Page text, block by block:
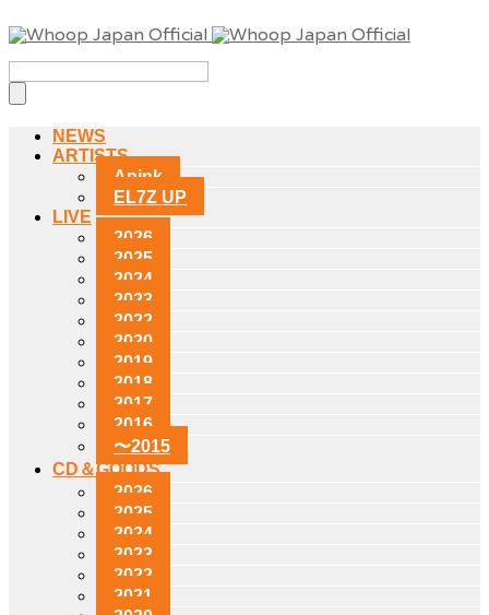
NEWS
ARTISTS
Apink
EL7Z UP
LIVE
2026
2025
2024
2023
2022
2020
2019
2018
2017
2016
〜2015
CD＆GOODS
2026
2025
2024
2023
2022
2021